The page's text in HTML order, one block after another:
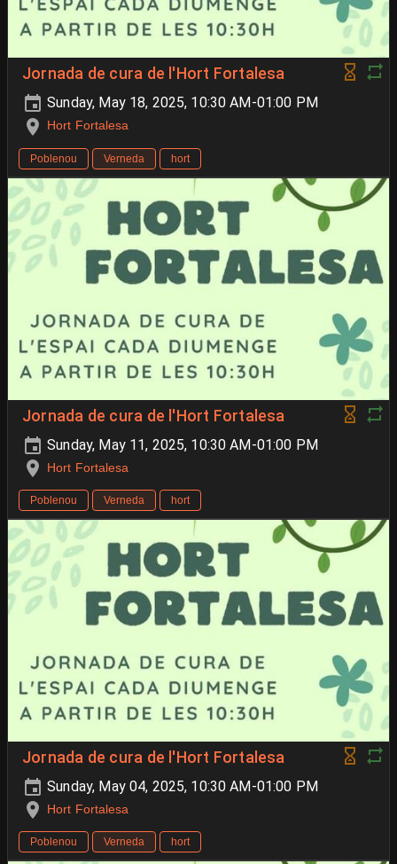
Jornada de cura de l'Hort Fortalesa
Sunday, May 18, 2025, 10:30 AM-01:00 PM
Hort Fortalesa
Poblenou Verneda hort
Jornada de cura de l'Hort Fortalesa
Sunday, May 11, 2025, 10:30 AM-01:00 PM
Hort Fortalesa
Poblenou Verneda hort
Jornada de cura de l'Hort Fortalesa
Sunday, May 04, 2025, 10:30 AM-01:00 PM
Hort Fortalesa
Poblenou Verneda hort